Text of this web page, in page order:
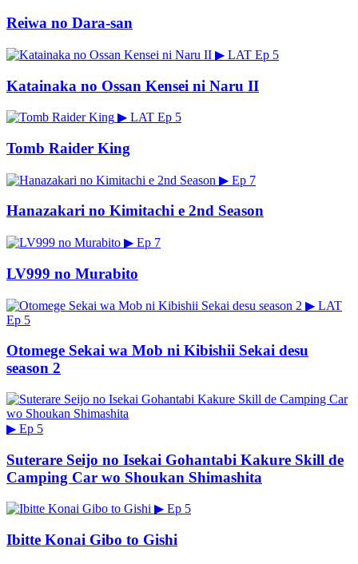
Reiwa no Dara-san
▶ LAT Ep 5
Katainaka no Ossan Kensei ni Naru II
▶ LAT Ep 5
Tomb Raider King
▶ Ep 7
Hanazakari no Kimitachi e 2nd Season
▶ Ep 7
LV999 no Murabito
▶ LAT
Ep 5
Otomege Sekai wa Mob ni Kibishii Sekai desu
season 2
▶ Ep 5
Suterare Seijo no Isekai Gohantabi Kakure Skill de
Camping Car wo Shoukan Shimashita
▶ Ep 5
Ibitte Konai Gibo to Gishi